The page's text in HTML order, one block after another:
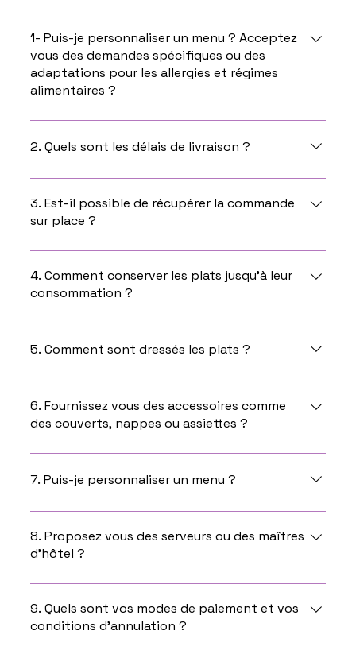
1- Puis-je personnaliser un menu ? Acceptez
vous des demandes spécifiques ou des
adaptations pour les allergies et régimes
alimentaires ?
Oui, vous pouvez personnaliser un menu en nous
contactant directement par téléphone ou par
fonction des demandes.
2. Quels sont les délais de livraison ?
Les délais de livraison ou de retrait dans nos
locaux sont de 15 jours à partir de la date de votre
commande.
3. Est-il possible de récupérer la commande
sur place ?
Oui bien sûr , dès que votre commande sera prête,
vous serez informé et vous pourrez venir la
récupérer dans nos locaux situés au 93 Avenue du
4. Comment conserver les plats jusqu’à leur
consommation ?
Au frais et à consommer le jour de la livraison ou du
retrait dans nos locaux et au plus tard le
5. Comment sont dressés les plats ?
Les plateaux repas sont déjà dressés, les entrées
également, il faut seulement ajouter la sauce qui
est fournie à part. Les plats quant à eux sont
6. Fournissez vous des accessoires comme
des couverts, nappes ou assiettes ?
Non cela n'est pas fourni dans la prestation mais
vous pouvez louer la vaisselle chez notre
7. Puis-je personnaliser un menu ?
Vous pouvez nous contacter au 06.64.86.18.08
afin d'en discuter.
8. Proposez vous des serveurs ou des maîtres
d’hôtel ?
Oui ! Vous pouvez retrouver les différents services
ici :
9. Quels sont vos modes de paiement et vos
conditions d’annulation ?